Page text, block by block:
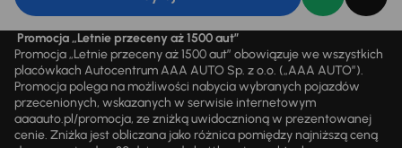
Promocja „Letnie przeceny aż 1500 aut”
Promocja „Letnie przeceny aż 1500 aut” obowiązuje we wszystkich
placówkach Autocentrum AAA AUTO Sp. z o.o. („AAA AUTO”).
Promocja polega na możliwości nabycia wybranych pojazdów
przecenionych, wskazanych w serwisie internetowym
aaaauto.pl/promocja, ze zniżką uwidocznioną w prezentowanej
cenie. Zniżka jest obliczana jako różnica pomiędzy najniższą ceną